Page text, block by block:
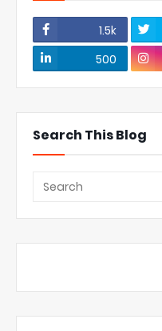
1.5k
500
Search This Blog